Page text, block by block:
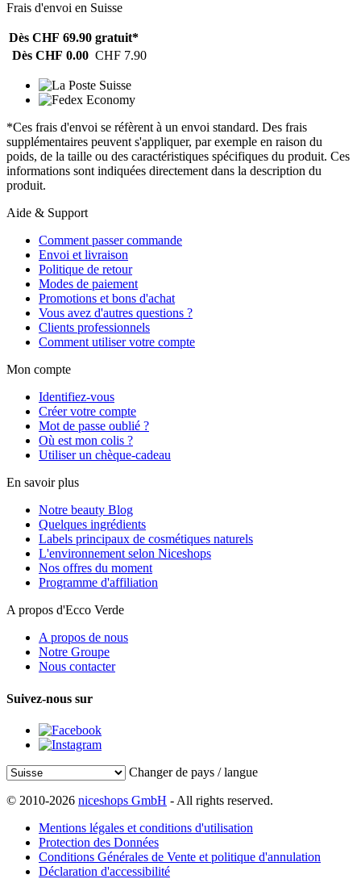
Frais d'envoi en Suisse
Dès CHF 69.90 gratuit*
Dès CHF 0.00 CHF 7.90
*Ces frais d'envoi se réfèrent à un envoi standard. Des frais
supplémentaires peuvent s'appliquer, par exemple en raison du
poids, de la taille ou des caractéristiques spécifiques du produit. Ces
informations sont indiquées directement dans la description du
produit.
Aide & Support
Comment passer commande
Envoi et livraison
Politique de retour
Modes de paiement
Promotions et bons d'achat
Vous avez d'autres questions ?
Clients professionnels
Comment utiliser votre compte
Mon compte
Identifiez-vous
Créer votre compte
Mot de passe oublié ?
Où est mon colis ?
Utiliser un chèque-cadeau
En savoir plus
Notre beauty Blog
Quelques ingrédients
Labels principaux de cosmétiques naturels
L'environnement selon Niceshops
Nos offres du moment
Programme d'affiliation
A propos d'Ecco Verde
A propos de nous
Notre Groupe
Nous contacter
Suivez-nous sur
Changer de pays / langue
© 2010-2026 niceshops GmbH - All rights reserved.
Mentions légales et conditions d'utilisation
Protection des Données
Conditions Générales de Vente et politique d'annulation
Déclaration d'accessibilité